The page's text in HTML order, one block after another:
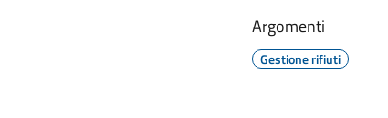
Argomenti
Gestione rifiuti